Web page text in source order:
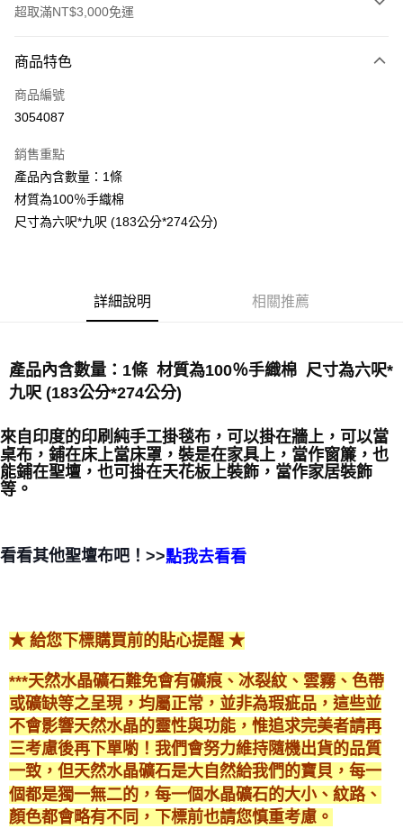
超取滿NT$3,000免運
信用卡一次付款
超商取貨付款
Apple Pay
街口支付
每筆NT$80，滿NT$3,000(含以上)免運費
7-11取貨付款
每筆NT$80，滿NT$3,000(含以上)免運費
賣家宅配幫您送（台灣）
每筆NT$80，滿NT$3,000(含以上)免運費
每筆NT$80，滿NT$3,000(含以上)免運費
商品特色
商品編號
3054087
銷售重點
產品內含數量：1條
材質為100％手織棉
尺寸為六呎*九呎 (183公分*274公分)
詳細說明 相關推薦
產品內含數量：1條 材質為100％手織棉 尺寸為六呎*
九呎 (183公分*274公分)
來自印度的印刷純手工掛毯布，可以掛在牆上，可以當
桌布，鋪在床上當床罩，裝是在家具上，當作窗簾，也
能鋪在聖壇，也可掛在天花板上裝飾，當作家居裝飾
等。
看看其他聖壇布吧！>>點我去看看
★ 給您下標購買前的貼心提醒 ★
***天然水晶礦石難免會有礦痕、冰裂紋、雲霧、色帶
或礦缺等之呈現，均屬正常，並非為瑕疵品，這些並
不會影響天然水晶的靈性與功能，惟追求完美者請再
三考慮後再下單喲！我們會努力維持隨機出貨的品質
一致，但天然水晶礦石是大自然給我們的寶貝，每一
個都是獨一無二的，每一個水晶礦石的大小、紋路、
顏色都會略有不同，下標前也請您慎重考慮。